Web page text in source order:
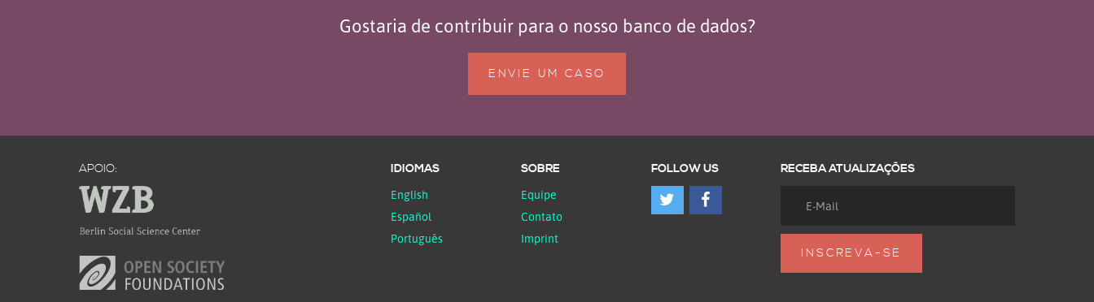
Gostaria de contribuir para o nosso banco de dados?
ENVIE UM CASO
APOIO: IDIOMAS
English
Español
Português
SOBRE
Equipe
Contato
Imprint
FOLLOW US RECEBA ATUALIZAÇÕES